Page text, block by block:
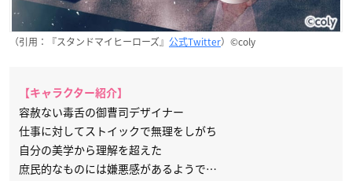
（引用：『スタンドマイヒーローズ』 公式Twitter）©coly
【キャラクター紹介】
容赦ない毒舌の御曹司デザイナー
仕事に対してストイックで無理をしがち
自分の美学から理解を超えた
庶民的なものには嫌悪感があるようで…